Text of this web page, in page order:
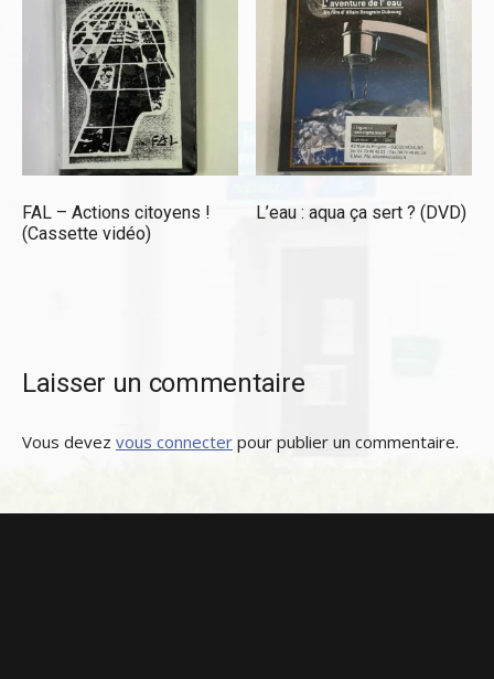
FAL – Actions citoyens !
(Cassette vidéo)
L’eau : aqua ça sert ? (DVD)
Laisser un commentaire
Vous devez vous connecter pour publier un commentaire.